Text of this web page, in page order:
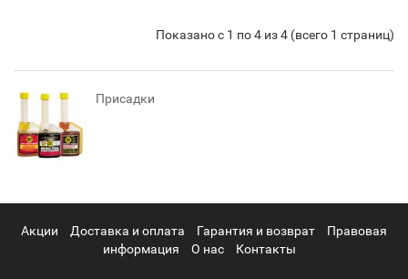
Показано с 1 по 4 из 4 (всего 1 страниц)
Присадки
Акции Доставка и оплата Гарантия и возврат
Правовая
информация
О нас Контакты